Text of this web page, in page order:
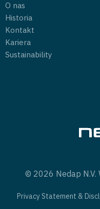
O nas
Historia
Kontakt
Kariera
Sustainability
© 2026 Nedap N.V.
Privacy Statement &